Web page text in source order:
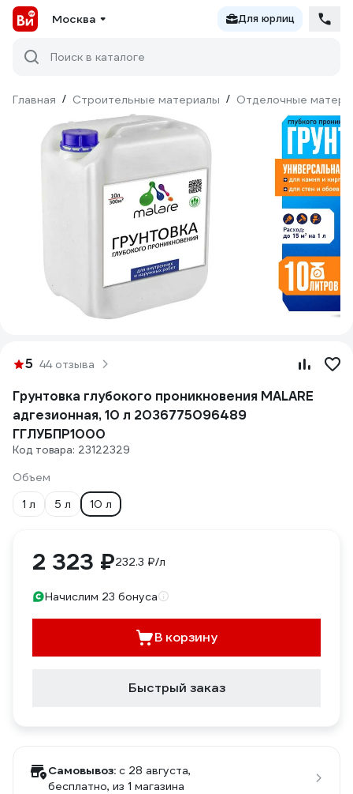
Москва Для юрлиц
Поиск в каталоге
Главная / Строительные материалы / Отделочные
5 44 отзыва
Грунтовка глубокого проникновения MALARE
адгезионная, 10 л 2036775096489
ГГЛУБПР1000
Код товара: 23122329
Объем
1 л
5 л 10 л
2 323 ₽232.3 ₽/л
Начислим 23 бонуса
В корзину
Быстрый заказ
Самовывоз: c 28 августа,
бесплатно, из 1 магазина